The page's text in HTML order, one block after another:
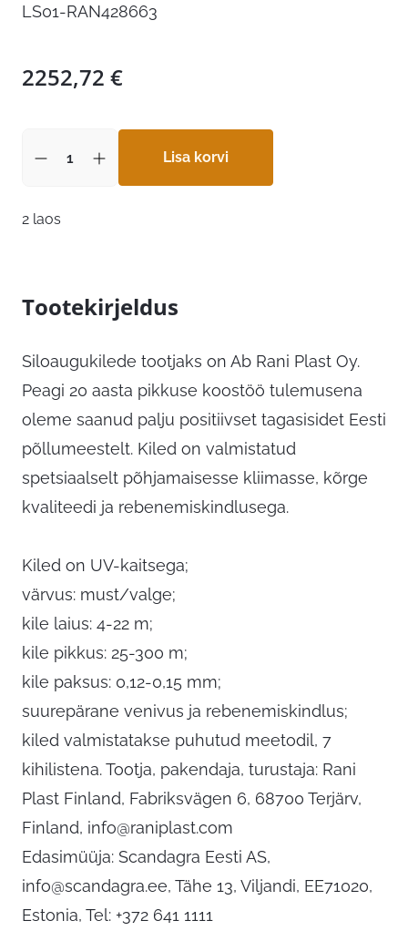
LS01-RAN428663
2252,72 €
Lisa korvi
2 laos
Tootekirjeldus
Siloaugukilede tootjaks on Ab Rani Plast Oy.
Peagi 20 aasta pikkuse koostöö tulemusena
oleme saanud palju positiivset tagasisidet Eesti
põllumeestelt. Kiled on valmistatud
spetsiaalselt põhjamaisesse kliimasse, kõrge
kvaliteedi ja rebenemiskindlusega.
Kiled on UV-kaitsega;
värvus: must/valge;
kile laius: 4-22 m;
kile pikkus: 25-300 m;
kile paksus: 0,12-0,15 mm;
suurepärane venivus ja rebenemiskindlus;
kiled valmistatakse puhutud meetodil, 7
kihilistena. Tootja, pakendaja, turustaja: Rani
Plast Finland, Fabriksvägen 6, 68700 Terjärv,
Finland, info@raniplast.com
Edasimüüja: Scandagra Eesti AS,
info@scandagra.ee, Tähe 13, Viljandi, EE71020,
Estonia, Tel: +372 641 1111